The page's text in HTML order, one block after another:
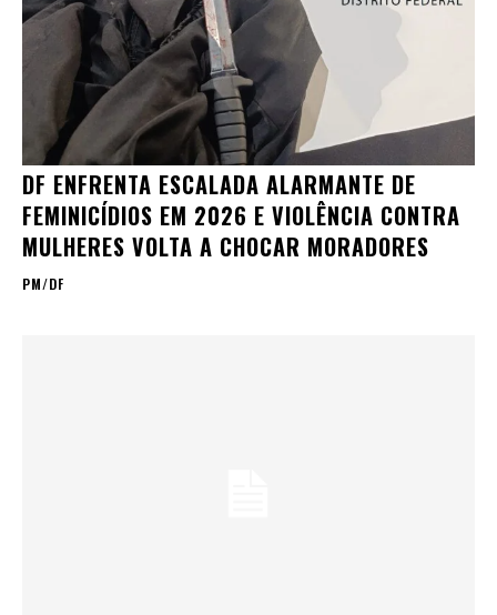
DF ENFRENTA ESCALADA ALARMANTE DE
FEMINICÍDIOS EM 2026 E VIOLÊNCIA CONTRA
MULHERES VOLTA A CHOCAR MORADORES
PM/DF